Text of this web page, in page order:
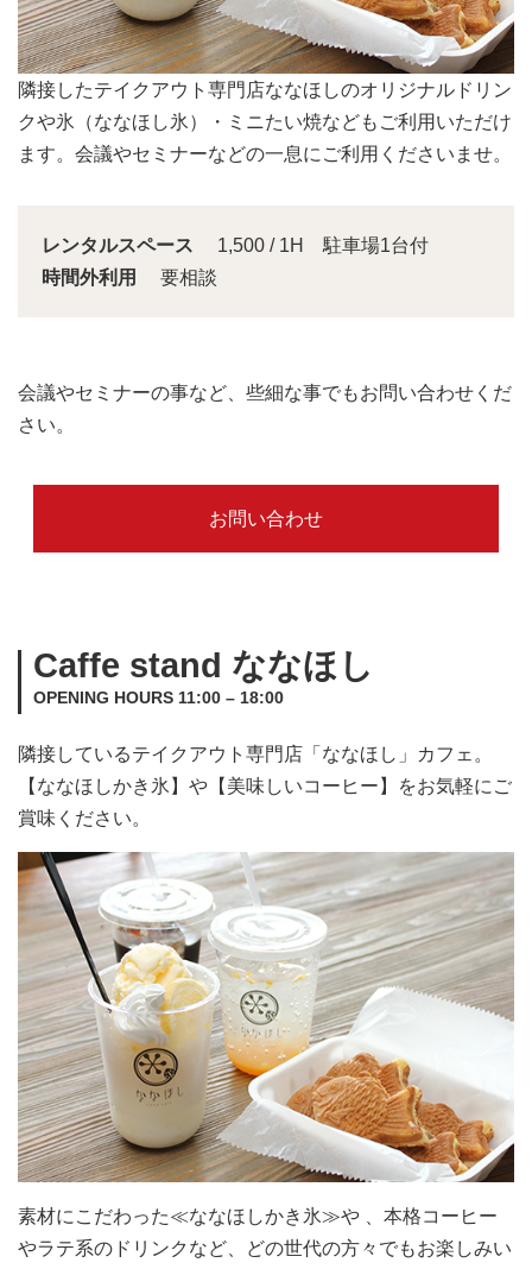
会議スペースは大きな窓から明るい日差しが入り込みま
す。
レンタルスペース
1,500 / 1H 駐車場1台付
時間外利用
要相談
会議やセミナーの事など、些細な事でもお問い合わせくだ
さい。
お問い合わせ
Caffe stand ななほし
OPENING HOURS 11:00 – 18:00
隣接しているテイクアウト専門店「ななほし」カフェ。
【ななほしかき氷】や【美味しいコーヒー】をお気軽にご
賞味ください。
素材にこだわった≪ななほしかき氷≫や 、本格コーヒー
やラテ系のドリンクなど、どの世代の方々でもお楽しみい